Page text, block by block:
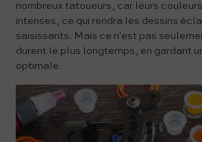
nombreux tatoueurs, car leurs
intenses, ce qui rendra les dessins
saisissants. Mais ce n'est pas
durent le plus longtemps, en gardant
optimale.